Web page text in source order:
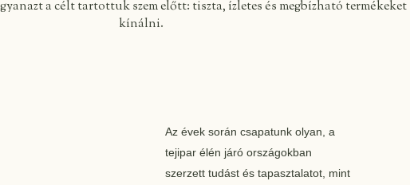
a célt tartottuk szem előtt: tiszta, ízletes és megbízható termékeket
kínálni.
Az évek során csapatunk olyan, a
tejipar élén járó országokban
szerzett tudást és tapasztalatot, mint